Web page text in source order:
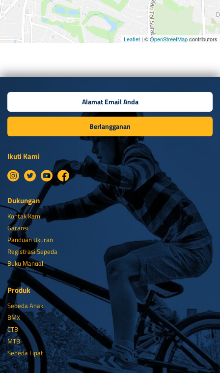
Leaflet | ©OpenStreetMapcontributors
Berlangganan
Ikuti Kami
Dukungan
Kontak Kami
Garansi
Panduan Ukuran
Registrasi Sepeda
Buku Manual
Produk
Sepeda Anak
BMX
CTB
MTB
Sepeda Lipat